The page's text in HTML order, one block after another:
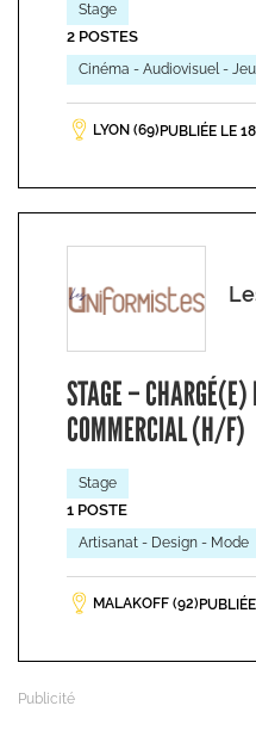
Stage
2 POSTES
Cinéma - Audiovisuel -
LYON (69) PUBLIÉE LE
STAGE – CHARGÉ(E)
COMMERCIAL (H/F)
Stage
1 POSTE
Artisanat - Design - Mode
MALAKOFF (92)